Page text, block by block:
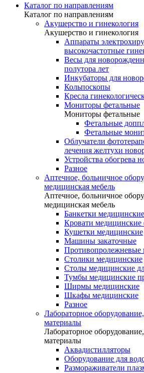
Каталог по направлениям
Каталог по направлениям
Акушерство и гинекология
Акушерство и гинекология
Аппараты
высокочастотные
Весы для
полутора лет
Инкубаторы для
Кольпоскопы
Кресла
Мониторы фетальные
Мониторы фетальные
Фетальные
Фетальные
Облучатели
лечения желтухи
Устройства обогрева
Разное
Аптечное, больничное
медицинская мебель
Аптечное, больничное
медицинская мебель
Банкетки медицинские
Кровати
Кушетки медицинские
Машины закаточные
Противопролежневые
Столики медицинские
Столы медицинские
Тумбы медицинские
Ширмы медицинские
Шкафы медицинские
Разное
Лабораторное
материалы
Лабораторное
материалы
Аквадистилляторы
Оборудование для
Размораживатели